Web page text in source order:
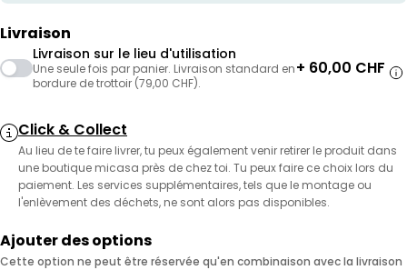
Livraison
Livraison sur le lieu d'utilisation
Une seule fois par panier. Livraison standard en
bordure de trottoir (79,00 CHF).
+ 60,00 CHF
Click & Collect
Au lieu de te faire livrer, tu peux également venir retirer le produit dans
une boutique micasa près de chez toi. Tu peux faire ce choix lors du
paiement. Les services supplémentaires, tels que le montage ou
l'enlèvement des déchets, ne sont alors pas disponibles.
Ajouter des options
Cette option ne peut être réservée qu'en combinaison avec la livraison